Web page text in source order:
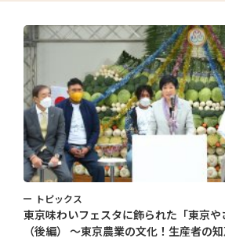
トピックス
東京味わいフェスタに飾られた「東京や
（後編） ～東京農業の文化！生産者の